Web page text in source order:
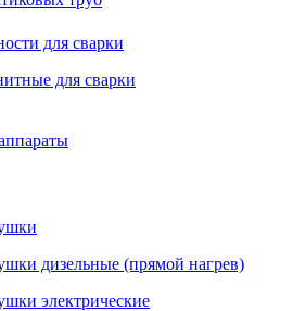
для сварки
для сварки
дизельные (прямой нагрев)
электрические